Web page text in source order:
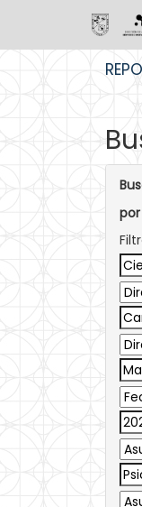
por